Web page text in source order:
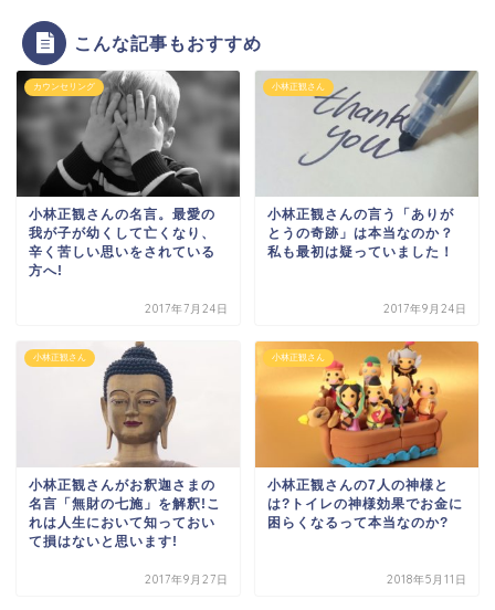
こんな記事もおすすめ
カウンセリング
小林正観さんの名言。最愛の
我が子が幼くして亡くなり、
辛く苦しい思いをされている
方へ!
2017年7月24日
小林正観さん
小林正観さんの言う「ありが
とうの奇跡」は本当なのか？
私も最初は疑っていました！
2017年9月24日
小林正観さん
小林正観さんがお釈迦さまの
名言「無財の七施」を解釈!こ
れは人生において知っておい
て損はないと思います!
2017年9月27日
小林正観さん
小林正観さんの7人の神様と
は?トイレの神様効果でお金に
困らくなるって本当なのか?
2018年5月11日